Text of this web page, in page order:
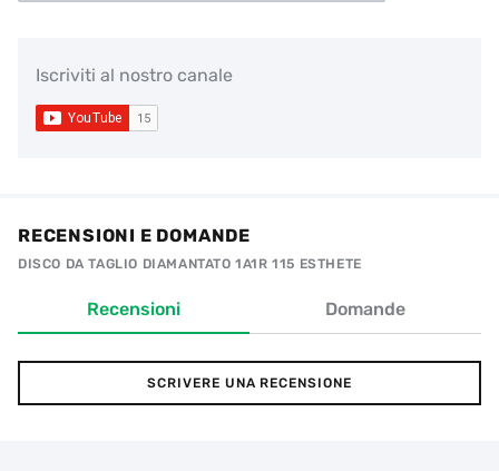
Iscriviti al nostro canale
RECENSIONI E DOMANDE
DISCO DA TAGLIO DIAMANTATO 1A1R 115 ESTHETE
Recensioni Domande
SCRIVERE UNA RECENSIONE